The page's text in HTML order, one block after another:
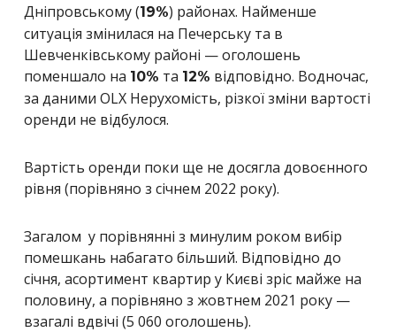
Дніпровському (19%) районах. Найменше
ситуація змінилася на Печерську та в
Шевченківському районі — оголошень
поменшало на 10% та 12% відповідно. Водночас,
за даними OLX Нерухомість, різкої зміни вартості
оренди не відбулося.
Вартість оренди поки ще не досягла довоєнного
рівня (порівняно з січнем 2022 року).
Загалом у порівнянні з минулим роком вибір
помешкань набагато більший. Відповідно до
січня, асортимент квартир у Києві зріс майже на
половину, а порівняно з жовтнем 2021 року —
взагалі вдвічі (5 060 оголошень).